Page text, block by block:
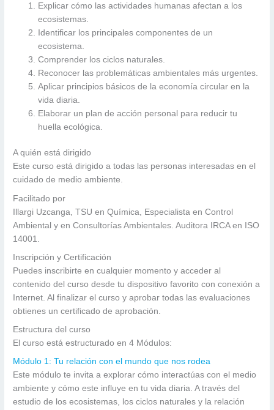
Explicar cómo las actividades humanas afectan a los
ecosistemas.
Identificar los principales componentes de un
ecosistema.
Comprender los ciclos naturales.
Reconocer las problemáticas ambientales más urgentes.
Aplicar principios básicos de la economía circular en la
vida diaria.
Elaborar un plan de acción personal para reducir tu
huella ecológica.
A quién está dirigido
Este curso está dirigido a todas las personas interesadas en el
cuidado de medio ambiente.
Facilitado por
Illargi Uzcanga, TSU en Química, Especialista en Control
Ambiental y en Consultorías Ambientales. Auditora IRCA en ISO
14001.
Inscripción y Certificación
Puedes inscribirte en cualquier momento y acceder al
contenido del curso desde tu dispositivo favorito con conexión a
Internet. Al finalizar el curso y aprobar todas las evaluaciones
obtienes un certificado de aprobación.
Estructura del curso
El curso está estructurado en 4 Módulos:
Módulo 1: Tu relación con el mundo que nos rodea
Este módulo te invita a explorar cómo interactúas con el medio
ambiente y cómo este influye en tu vida diaria. A través del
estudio de los ecosistemas, los ciclos naturales y la relación